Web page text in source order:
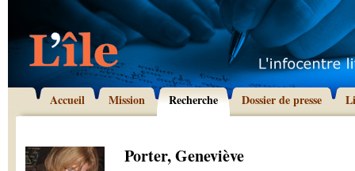
Accueil Mission Recherche Dossier de presse
Porter, Geneviève